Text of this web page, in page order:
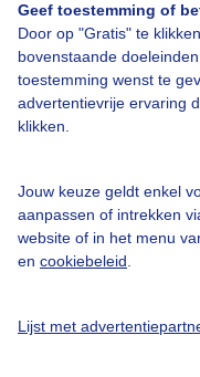
Geef toestemming of
Door op "Gratis" te
bovenstaande
toestemming wenst te
advertentievrije ervaring
klikken.
Jouw keuze geldt enkel
aanpassen of intrekken
website of in het menu
en cookiebeleid
Lijst met
Contact
Toegankelijkheid
Adverteren
Privacy beleid
Cookie beleid